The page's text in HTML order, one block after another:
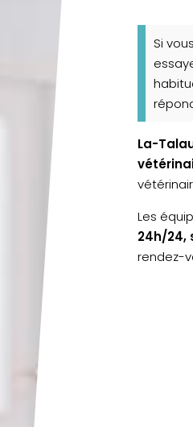
Si
La-
Les
24h/24,
rendez-